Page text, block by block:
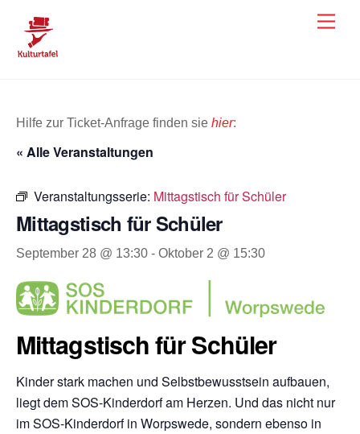
content
Hilfe zur Ticket-Anfrage finden sie hier:
« Alle Veranstaltungen
Veranstaltungsserie: Mittagstisch für Schüler
Mittagstisch für Schüler
September 28 @ 13:30 - Oktober 2 @ 15:30
Mittagstisch für Schüler
Kinder stark machen und Selbstbewusstsein aufbauen,
liegt dem SOS-Kinderdorf am Herzen. Und das nicht nur
im SOS-Kinderdorf in Worpswede, sondern ebenso in